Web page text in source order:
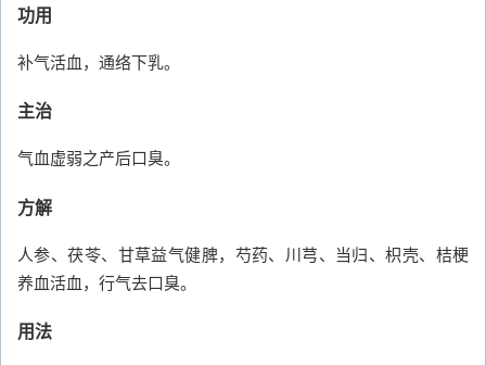
功用
补气活血，通络下乳。
主治
气血虚弱之产后口臭。
方解
人参、茯苓、甘草益气健脾，芍药、川芎、当归、枳壳、桔梗
养血活血，行气去口臭。
用法